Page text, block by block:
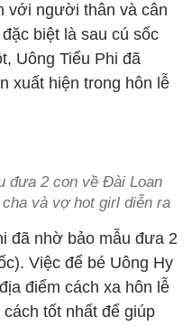
với người thân và cân
biệt là sau cú sốc
Uông Tiểu Phi đã
xuất hiện trong hôn lễ
đưa 2 con về Đài Loan
và vợ hot girl diễn ra
đã nhờ bảo mẫu đưa 2
Việc để bé Uông Hy
điểm cách xa hôn lễ
tốt nhất để giúp